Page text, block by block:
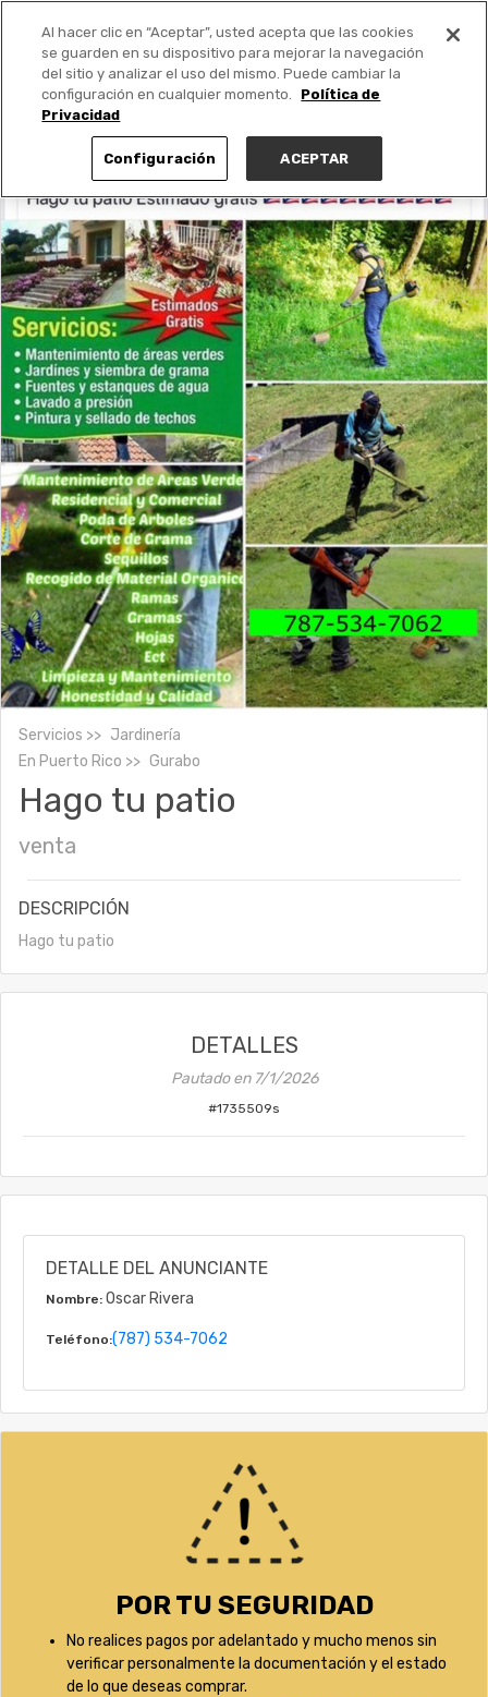
PUBLICA GRATIS +
Servicios
Jardinería
En Puerto Rico Gurabo
Hago tu patio
venta
DESCRIPCIÓN
Hago tu patio
DETALLES
Pautado en 7/1/2026
#1735509s
DETALLE DEL ANUNCIANTE
Nombre: Oscar Rivera
Teléfono:(787) 534-7062
POR TU SEGURIDAD
No realices pagos por adelantado y mucho menos sin
verificar personalmente la documentación y el estado
de lo que deseas comprar.
Al hacer clic en “Aceptar”, usted acepta que las cookies
se guarden en su dispositivo para mejorar la navegación
del sitio y analizar el uso del mismo. Puede cambiar la
configuración en cualquier momento.
Política de
Privacidad
Configuración ACEPTAR